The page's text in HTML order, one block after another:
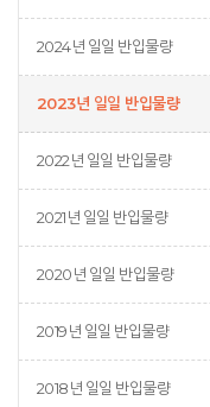
2024년 일일 반입물량
2023년 일일 반입물량
2022년 일일 반입물량
2021년 일일 반입물량
2020년 일일 반입물량
2019년 일일 반입물량
2018년 일일 반입물량